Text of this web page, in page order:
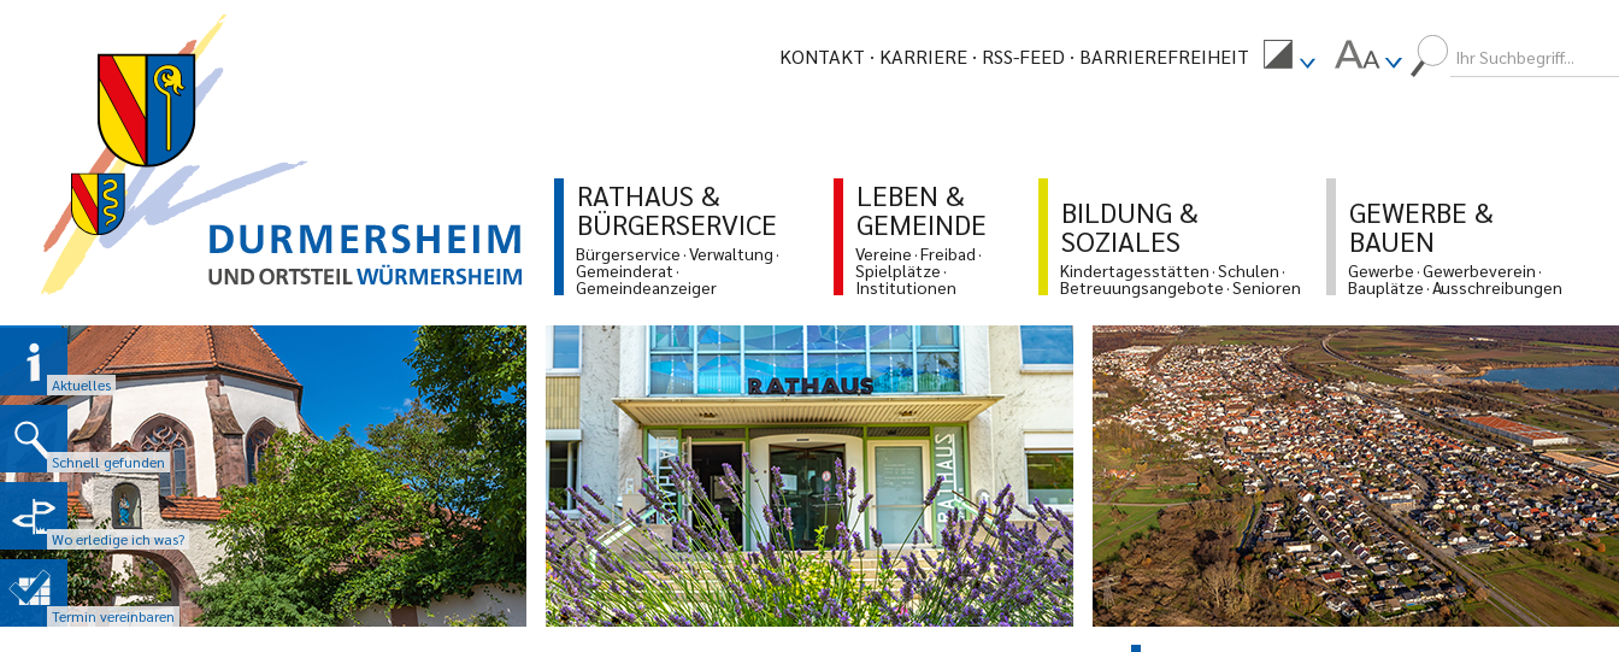
KONTAKT KARRIERE RSS-FEED BARRIEREFREIHEIT
RATHAUS &
BÜRGERSERVICE
Bürgerservice Verwaltung
Gemeinderat
Gemeindeanzeiger
LEBEN &
GEMEINDE
Vereine Freibad
Spielplätze
Institutionen
BILDUNG &
SOZIALES
Kindertagesstätten Schulen
Betreuungsangebote Senioren
GEWERBE &
BAUEN
Gewerbe Gewerbeverein
Bauplätze Ausschreibungen
Aktuelles
Schnell gefunden
Wo erledige ich was?
Termin vereinbaren